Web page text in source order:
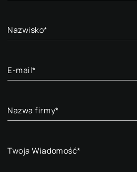
Nazwisko*
E-mail*
Nazwa firmy*
Twoja Wiadomość*